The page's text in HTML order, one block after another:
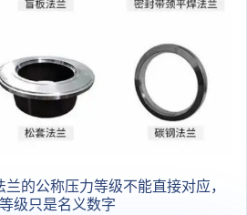
的公称压力等级不能直接对应，
级只是名义数字